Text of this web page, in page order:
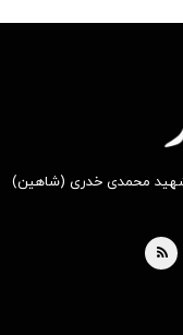
شهید محمدی خدری (شاهین)